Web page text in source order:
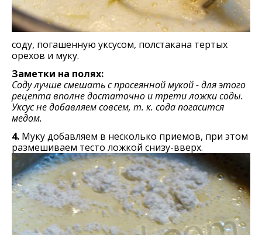
соду, погашенную уксусом, полстакана тертых
орехов и муку.
Заметки на полях:
Соду лучше смешать с просеянной мукой - для этого
рецепта вполне достаточно и трети ложки соды.
Уксус не добавляем совсем, т. к. сода погасится
медом.
4. Муку добавляем в несколько приемов, при этом
размешиваем тесто ложкой снизу-вверх.